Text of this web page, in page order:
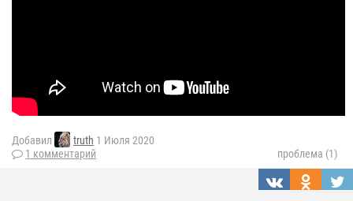
Добавил truth 1 Июля 2020
1 комментарий
проблема (1)